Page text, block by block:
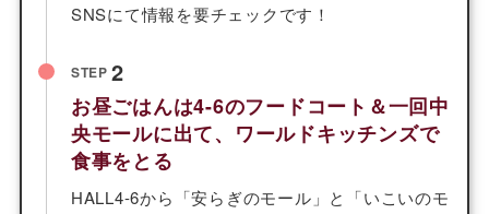
SNSにて情報を要チェックです！
STEP 2
お昼ごはんは4-6のフードコート＆一回中
央モールに出て、ワールドキッチンズで
食事をとる
HALL4-6から「安らぎのモール」と「いこいのモ